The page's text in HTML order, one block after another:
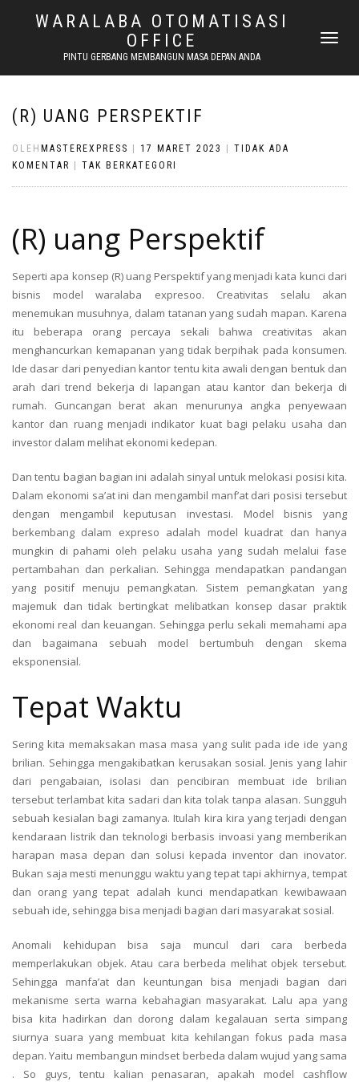
WARALABA OTOMATISASI
OFFICE
PINTU GERBANG MEMBANGUN MASA DEPAN ANDA
NAVIGASI
(R) UANG PERSPEKTIF
OLEH MASTEREXPRESS 17 MARET 2023
TIDAK ADA
KOMENTAR
TAK BERKATEGORI
(R) uang Perspektif
Seperti apa konsep (R) uang Perspektif yang menjadi kata kunci dari
bisnis model waralaba expresoo. Creativitas selalu akan
menemukan musuhnya, dalam tatanan yang sudah mapan. Karena
itu beberapa orang percaya sekali bahwa creativitas akan
menghancurkan kemapanan yang tidak berpihak pada konsumen.
Ide dasar dari penyedian kantor tentu kita awali dengan bentuk dan
arah dari trend bekerja di lapangan atau kantor dan bekerja di
rumah. Guncangan berat akan menurunya angka penyewaan
kantor dan ruang menjadi indikator kuat bagi pelaku usaha dan
investor dalam melihat ekonomi kedepan.
Dan tentu bagian bagian ini adalah sinyal untuk melokasi posisi kita.
Dalam ekonomi sa’at ini dan mengambil manf’at dari posisi tersebut
dengan mengambil keputusan investasi. Model bisnis yang
berkembang dalam expreso adalah model kuadrat dan hanya
mungkin di pahami oleh pelaku usaha yang sudah melalui fase
pertambahan dan perkalian. Sehingga mendapatkan pandangan
yang positif menuju pemangkatan. Sistem pemangkatan yang
majemuk dan tidak bertingkat melibatkan konsep dasar praktik
ekonomi real dan keuangan. Sehingga perlu sekali memahami apa
dan bagaimana sebuah model bertumbuh dengan skema
eksponensial.
Tepat Waktu
Sering kita memaksakan masa masa yang sulit pada ide ide yang
brilian. Sehingga mengakibatkan kerusakan sosial. Jenis yang lahir
dari pengabaian, isolasi dan pencibiran membuat ide brilian
tersebut terlambat kita sadari dan kita tolak tanpa alasan. Sungguh
sebuah kesialan bagi zamanya. Itulah kira kira yang terjadi dengan
kendaraan listrik dan teknologi berbasis invoasi yang memberikan
harapan masa depan dan solusi kepada inventor dan inovator.
Bukan saja mesti menunggu waktu yang tepat tapi akhirnya, tempat
dan orang yang tepat adalah kunci mendapatkan kewibawaan
sebuah ide, sehingga bisa menjadi bagian dari masyarakat sosial.
Anomali kehidupan bisa saja muncul dari cara berbeda
memperlakukan objek. Atau cara berbeda melihat objek tersebut.
Sehingga manfa’at dan keuntungan bisa menjadi bagian dari
mekanisme serta warna kebahagian masyarakat. Lalu apa yang
bisa kita hadirkan dan dorong dalam kegalauan serta simpang
siurnya suara yang membuat kita kehilangan fokus pada masa
depan. Yaitu membangun mindset berbeda dalam wujud yang sama
. So guys, tentu kalian penasaran, apakah model cashflow